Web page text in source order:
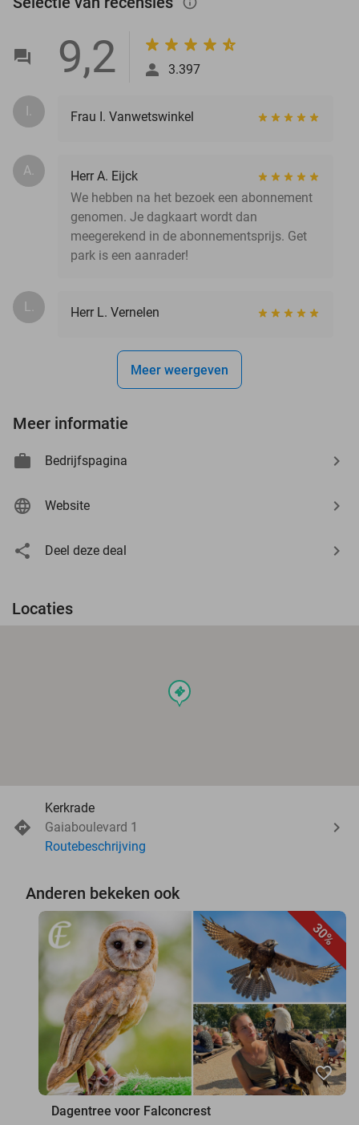
9,2 3.397
I. Frau I. Vanwetswinkel
A.
Herr A. Eijck
We hebben na het bezoek een abonnement
genomen. Je dagkaart wordt dan
meegerekend in de abonnementsprijs. Get
park is een aanrader!
L. Herr L. Vernelen
Meer weergeven
Meer informatie
Bedrijfspagina
Website
Deel deze deal
Locaties
events
Kerkrade
Gaiaboulevard 1
Routebeschrijving
Anderen bekeken ook
30%
favorite_border
Dagentree voor Falconcrest